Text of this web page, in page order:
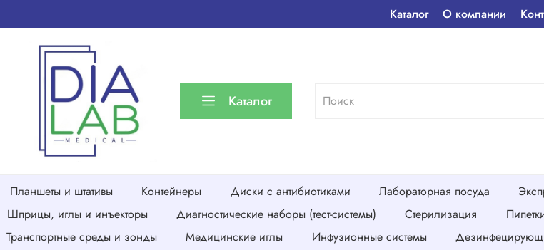
Каталог О компании
Каталог
Планшеты и штативы Контейнеры Диски с антибиотиками Лабораторная посуда
Шприцы, иглы и инъекторы
Диагностические наборы (тест-системы) Стерилизация
Транспортные среды и зонды
Медицинские иглы Инфузионные системы